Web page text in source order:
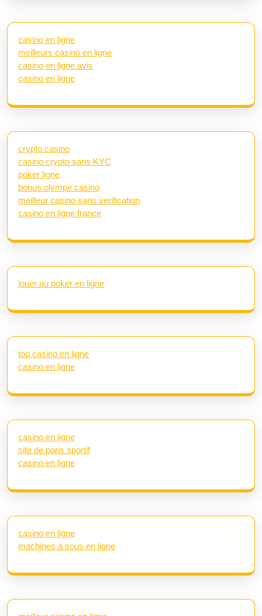
casino en ligne
meilleurs casino en ligne
casino en ligne avis
casino en ligne
crypto casino
casino crypto sans KYC
poker ligne
bonus olympe casino
meilleur casino sans verification
casino en ligne france
jouer au poker en ligne
top casino en ligne
casino en ligne
casino en ligne
site de paris sportif
casino en ligne
casino en ligne
machines à sous en ligne